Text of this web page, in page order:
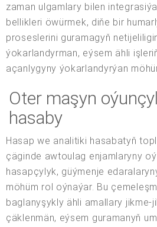
zaman ulgamlary bilen
bellikleri öwürmek, diňe bir
proseslerini guramagyň
ýokarlandyrman, eýsem ähli
açanlygyny ýokarlandyrýan
Oter maşyn
hasaby
Hasap we analitiki hasabatyň
çäginde awtoulag enjamlaryny
hasapçylyk, güýmenje
möhüm rol oýnaýar. Bu
baglanyşykly ähli amallary jikme-
çäklenmän, eýsem guramanyň